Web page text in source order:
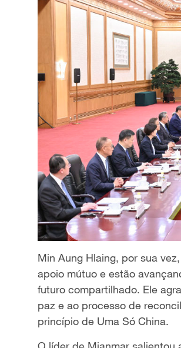
Min Aung Hlaing, por sua
apoio mútuo e estão
futuro compartilhado. Ele
paz e ao processo de
princípio de Uma Só China.